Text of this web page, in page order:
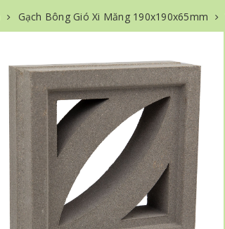
Gạch Bông Gió Xi Măng 190x190x65mm